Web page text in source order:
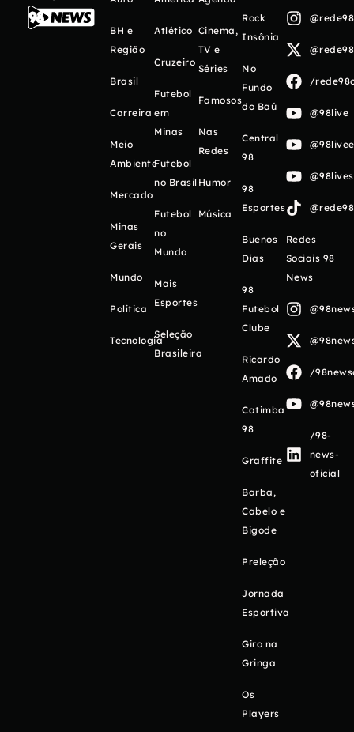
BH e
Região
Brasil
Carreira
Meio
Ambiente
Mercado
Minas
Gerais
Mundo
Política
Tecnologia
Atlético
Cruzeiro
Futebol
em
Minas
Futebol
no Brasil
Futebol
no
Mundo
Mais
Esportes
Seleção
Brasileira
Cinema,
TV e
Séries
Famosos
Nas
Redes
Humor
Música
Rock
Insônia
No
Fundo
do Baú
Central
98
98
Esportes
Buenos
Días
98
Futebol
Clube
Ricardo
Amado
Catimba
98
Graffite
Barba,
Cabelo e
Bigode
Preleção
Jornada
Esportiva
Giro na
Gringa
Os
Players
/
@98live
Redes
Sociais 98
News
/
/98-
news-
oficial